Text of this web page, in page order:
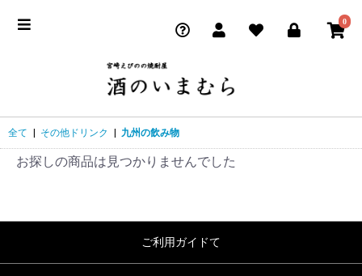
0
全て その他ドリンク 九州の飲み物
お探しの商品は見つかりませんでした
ご利用ガイドて